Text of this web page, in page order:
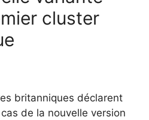
cluster
britanniques déclarent
de la nouvelle version